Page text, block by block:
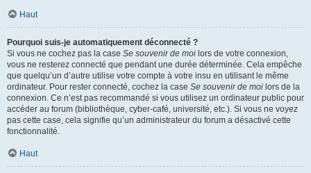
Haut
Pourquoi suis-je automatiquement déconnecté ?
Si vous ne cochez pas la case Se souvenir de moi lors de votre connexion,
vous ne resterez connecté que pendant une durée déterminée. Cela empêche
que quelqu’un d’autre utilise votre compte à votre insu en utilisant le même
ordinateur. Pour rester connecté, cochez la case Se souvenir de moi lors de la
connexion. Ce n’est pas recommandé si vous utilisez un ordinateur public pour
accéder au forum (bibliothèque, cyber-café, université, etc.). Si vous ne voyez
pas cette case, cela signifie qu’un administrateur du forum a désactivé cette
fonctionnalité.
Haut